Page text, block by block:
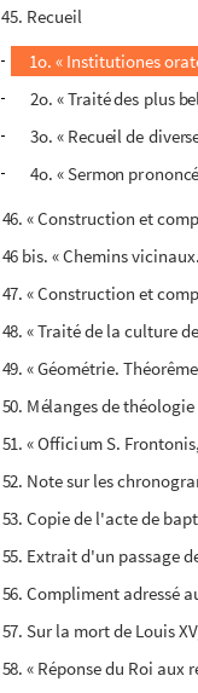
45. Recueil
1o. « Institutiones
2o. « Traité des plus
3o. « Recueil de
4o. « Sermon
46. « Construction et
46 bis. « Chemins
47. « Construction et
48. « Traité de la culture
49. « Géométrie.
50. Mélanges de
51. « Officium S.
52. Note sur les
53. Copie de l'acte de
55. Extrait d'un passage
56. Compliment adressé
57. Sur la mort de Louis
58. « Réponse du Roi